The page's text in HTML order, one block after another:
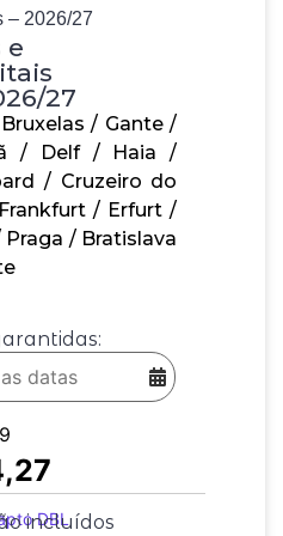
– 2026/27
e
27
/ Gante /
/ Delf / Haia /
/ Cruzeiro do
/ Erfurt /
/ Bratislava
DBL
incluídos